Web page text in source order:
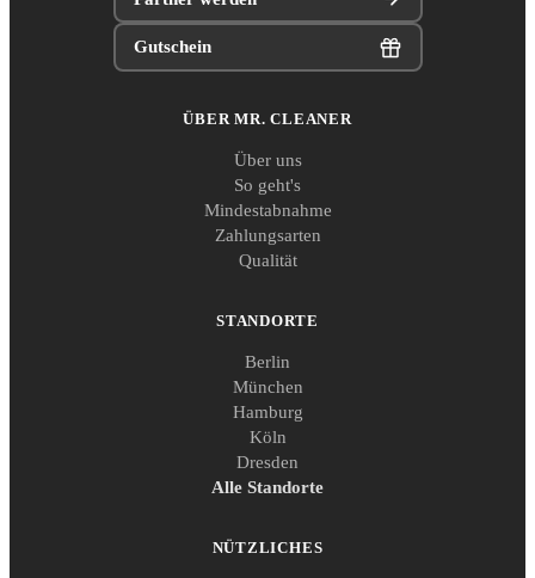
Gutschein
ÜBER MR. CLEANER
Über uns
So geht's
Mindestabnahme
Zahlungsarten
Qualität
STANDORTE
Berlin
München
Hamburg
Köln
Dresden
Alle Standorte
NÜTZLICHES